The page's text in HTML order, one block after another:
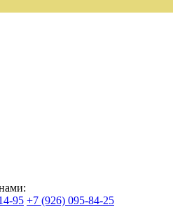
95 +7 (926) 095-84-25